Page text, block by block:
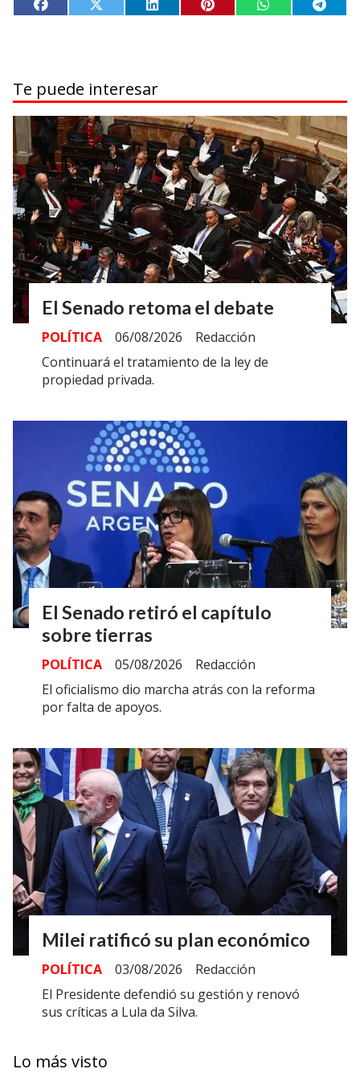
Te puede interesar
El Senado retoma el debate
Redacción
POLÍTICA
06/08/2026
Continuará el tratamiento de la ley de
propiedad privada.
El Senado retiró el capítulo
sobre tierras
Redacción
POLÍTICA
05/08/2026
El oficialismo dio marcha atrás con la reforma
por falta de apoyos.
Milei ratificó su plan económico
Redacción
POLÍTICA
03/08/2026
El Presidente defendió su gestión y renovó
sus críticas a Lula da Silva.
Lo más visto